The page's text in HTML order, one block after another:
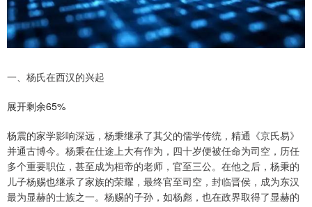
一、杨氏在西汉的兴起
展开剩余65%
杨震的家学影响深远，杨秉继承了其父的儒学传统，精通《京氏易》
并通古博今。杨秉在仕途上大有作为，四十岁便被任命为司空，历任
多个重要职位，甚至成为桓帝的老师，官至三公。在他之后，杨秉的
儿子杨赐也继承了家族的荣耀，最终官至司空，封临晋侯，成为东汉
最为显赫的士族之一。杨赐的子孙，如杨彪，也在政界取得了显赫的